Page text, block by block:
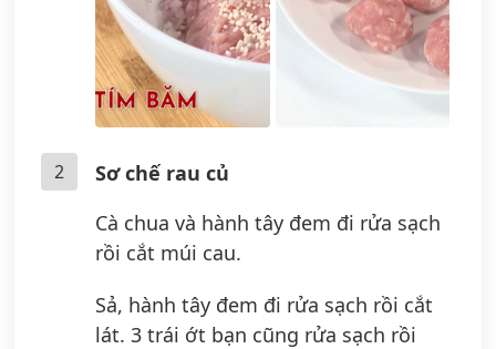
2
Sơ chế rau củ
Cà chua và hành tây đem đi rửa sạch
rồi cắt múi cau.
Sả, hành tây đem đi rửa sạch rồi cắt
lát. 3 trái ớt bạn cũng rửa sạch rồi